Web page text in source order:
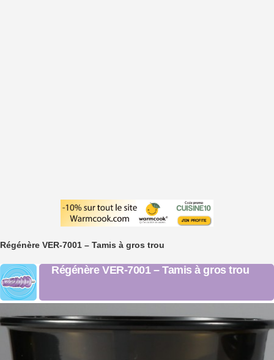
Régénère VER-7001 – Tamis à gros trou
Régénère VER-7001 – Tamis à gros trou